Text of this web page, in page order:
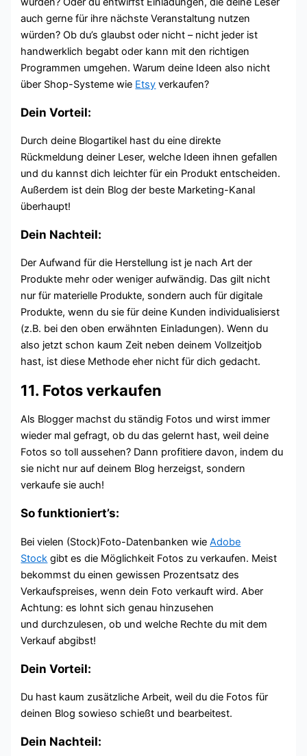
auch gerne für ihre nächste Veranstaltung nutzen
würden? Ob du’s glaubst oder nicht – nicht jeder ist
handwerklich begabt oder kann mit den richtigen
Programmen umgehen. Warum deine Ideen also nicht
über Shop-Systeme wie Etsy verkaufen?
Dein Vorteil:
Durch deine Blogartikel hast du eine direkte
Rückmeldung deiner Leser, welche Ideen ihnen gefallen
und du kannst dich leichter für ein Produkt entscheiden.
Außerdem ist dein Blog der beste Marketing-Kanal
überhaupt!
Dein Nachteil:
Der Aufwand für die Herstellung ist je nach Art der
Produkte mehr oder weniger aufwändig. Das gilt nicht
nur für materielle Produkte, sondern auch für digitale
Produkte, wenn du sie für deine Kunden individualisierst
(z.B. bei den oben erwähnten Einladungen). Wenn du
also jetzt schon kaum Zeit neben deinem Vollzeitjob
hast, ist diese Methode eher nicht für dich gedacht.
11. Fotos verkaufen
Als Blogger machst du ständig Fotos und wirst immer
wieder mal gefragt, ob du das gelernt hast, weil deine
Fotos so toll aussehen? Dann profitiere davon, indem du
sie nicht nur auf deinem Blog herzeigst, sondern
verkaufe sie auch!
So funktioniert’s:
Bei vielen (Stock)Foto-Datenbanken wieAdobe
Stock gibt es die Möglichkeit Fotos zu verkaufen. Meist
bekommst du einen gewissen Prozentsatz des
Verkaufspreises, wenn dein Foto verkauft wird. Aber
Achtung: es lohnt sich genau hinzusehen
und durchzulesen, ob und welche Rechte du mit dem
Verkauf abgibst!
Dein Vorteil:
Du hast kaum zusätzliche Arbeit, weil du die Fotos für
deinen Blog sowieso schießt und bearbeitest.
Dein Nachteil: